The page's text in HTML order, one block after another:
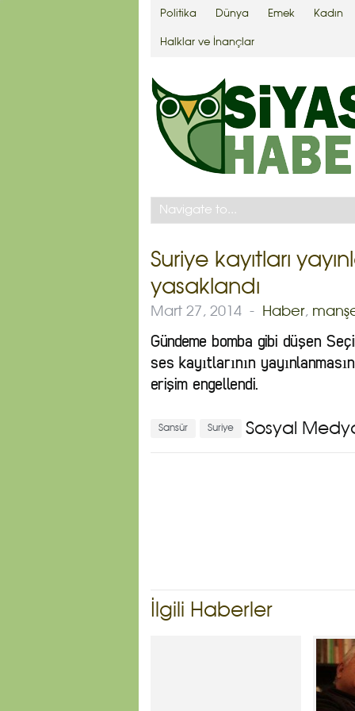
Politika Dünya Emek Kadın
Halklar ve İnançlar
Suriye kayıtları
yasaklandı
Mart 27, 2014 - Haber,
Gündeme bomba gibi düşen
ses kayıtlarının
erişim engellendi.
Sansür Sosyal
Suriye
İlgili Haberler